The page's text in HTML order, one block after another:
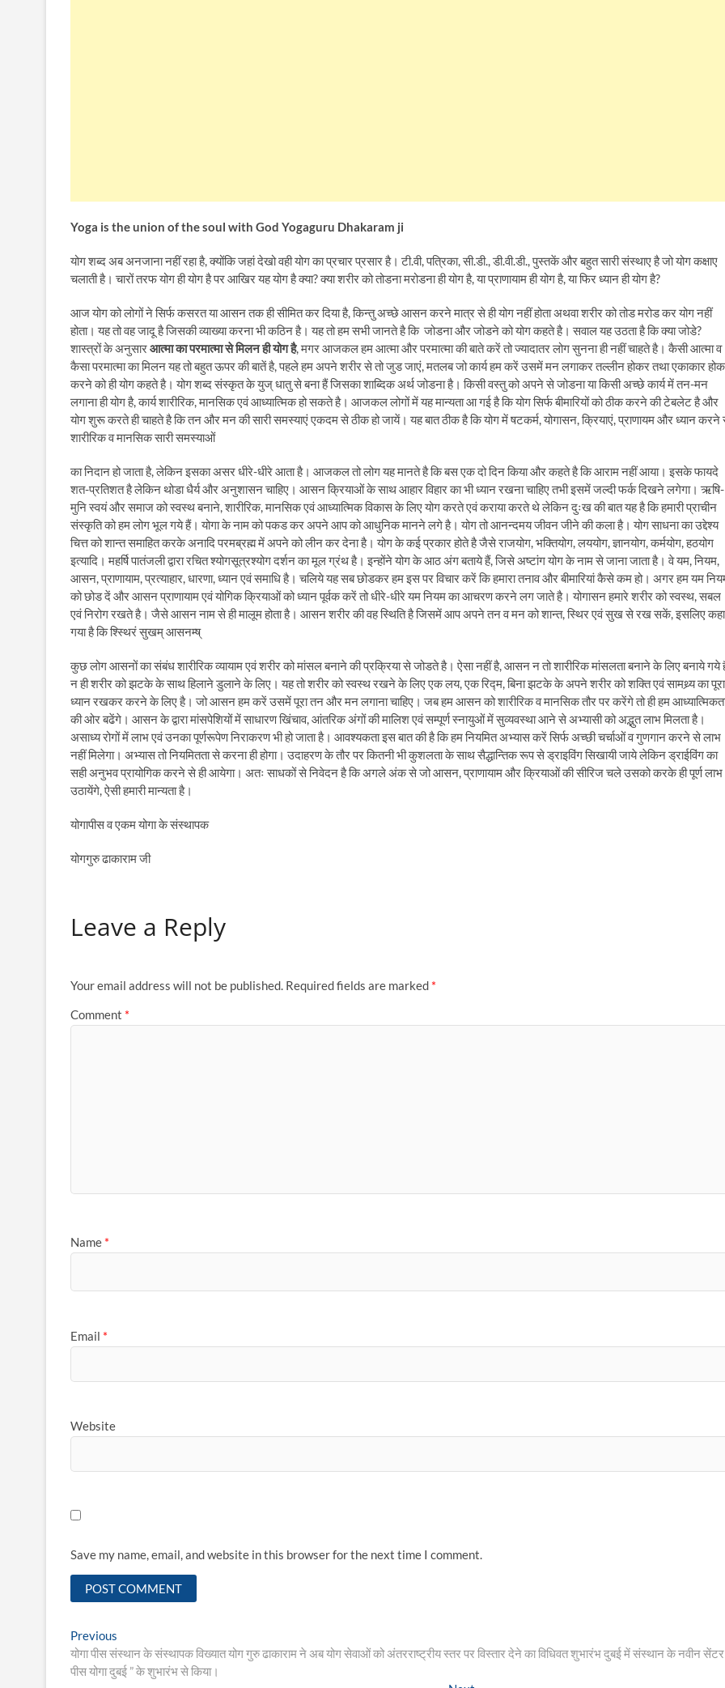
Yoga is the union of the soul with God Yogaguru Dhakaram ji
योग शब्द अब अनजाना नहीं रहा है, क्योंकि जहां देखो वही योग का प्रचार प्रसार है। टी.वी, पत्रिका, सी.डी., डी.वी.डी., पुस्तकें और बहुत सारी संस्थाए है जो योग कक्षाए
चलाती है। चारों तरफ योग ही योग है पर आखिर यह योग है क्या? क्या शरीर को तोडना मरोडना ही योग है, या प्राणायाम ही योग है, या फिर ध्यान ही योग है?
आज योग को लोगों ने सिर्फ कसरत या आसन तक ही सीमित कर दिया है, किन्तु अच्छे आसन करने मात्र से ही योग नहीं होता अथवा शरीर को तोड मरोड कर योग नहीं
होता। यह तो वह जादू है जिसकी व्याख्या करना भी कठिन है। यह तो हम सभी जानते है कि जोडना और जोडने को योग कहते है। सवाल यह उठता है कि क्या जोडे?
शास्त्रों के अनुसारआत्मा का परमात्मा से मिलन ही योग है, मगर आजकल हम आत्मा और परमात्मा की बाते करें तो ज्यादातर लोग सुनना ही नहीं चाहते है। कैसी आत्मा व
कैसा परमात्मा का मिलन यह तो बहुत ऊपर की बातें है, पहले हम अपने शरीर से तो जुड जाएं, मतलब जो कार्य हम करें उसमें मन लगाकर तल्लीन होकर तथा एकाकार
करने को ही योग कहते है। योग शब्द संस्कृत के युज् धातु से बना हैं जिसका शाब्दिक अर्थ जोडना है। किसी वस्तु को अपने से जोडना या किसी अच्छे कार्य में तन-मन
लगाना ही योग है, कार्य शारीरिक, मानसिक एवं आध्यात्मिक हो सकते है। आजकल लोगों में यह मान्यता आ गई है कि योग सिर्फ बीमारियों को ठीक करने की टेबलेट है और
योग शुरू करते ही चाहते है कि तन और मन की सारी समस्याएं एकदम से ठीक हो जायें। यह बात ठीक है कि योग में षटकर्म, योगासन, क्रियाएं, प्राणायम और ध्यान करने
शारीरिक व मानसिक सारी समस्याओं
का निदान हो जाता है, लेकिन इसका असर धीरे-धीरे आता है। आजकल तो लोग यह मानते है कि बस एक दो दिन किया और कहते है कि आराम नहीं आया। इसके फायदे
शत-प्रतिशत है लेकिन थोडा धैर्य और अनुशासन चाहिए। आसन क्रियाओं के साथ आहार विहार का भी ध्यान रखना चाहिए तभी इसमें जल्दी फर्क दिखने लगेगा। ऋषि-
मुनि स्वयं और समाज को स्वस्थ बनाने, शारीरिक, मानसिक एवं आध्यात्मिक विकास के लिए योग करते एवं कराया करते थे लेकिन दुःख की बात यह है कि हमारी प्राचीन
संस्कृति को हम लोग भूल गये हैं। योगा के नाम को पकड कर अपने आप को आधुनिक मानने लगे है। योग तो आनन्दमय जीवन जीने की कला है। योग साधना का उद्देश्य
चित्त को शान्त समाहित करके अनादि परमब्रह्म में अपने को लीन कर देना है। योग के कई प्रकार होते है जैसे राजयोग, भक्तियोग, लययोग, ज्ञानयोग, कर्मयोग, हठयोग
इत्यादि। महर्षि पातंजली द्वारा रचित श्योगसूत्रश्योग दर्शन का मूल ग्रंथ है। इन्होंने योग के आठ अंग बताये हैं, जिसे अष्टांग योग के नाम से जाना जाता है। वे यम, नियम,
आसन, प्राणायाम, प्रत्याहार, धारणा, ध्यान एवं समाधि है। चलिये यह सब छोडकर हम इस पर विचार करें कि हमारा तनाव और बीमारियां कैसे कम हो। अगर हम यम
को छोड दें और आसन प्राणायाम एवं योगिक क्रियाओं को ध्यान पूर्वक करें तो धीरे-धीरे यम नियम का आचरण करने लग जाते है। योगासन हमारे शरीर को स्वस्थ, सबल
एवं निरोग रखते है। जैसे आसन नाम से ही मालूम होता है। आसन शरीर की वह स्थिति है जिसमें आप अपने तन व मन को शान्त, स्थिर एवं सुख से रख सकें, इसलिए कहा
गया है कि श्स्थिरं सुखम् आसनम्ष्
कुछ लोग आसनों का संबंध शारीरिक व्यायाम एवं शरीर को मांसल बनाने की प्रक्रिया से जोडते है। ऐसा नहीं है, आसन न तो शारीरिक मांसलता बनाने के लिए बनाये गये
न ही शरीर को झटके के साथ हिलाने डुलाने के लिए। यह तो शरीर को स्वस्थ रखने के लिए एक लय, एक रिद्म, बिना झटके के अपने शरीर को शक्ति एवं सामथ्र्य का पूरा
ध्यान रखकर करने के लिए है। जो आसन हम करें उसमें पूरा तन और मन लगाना चाहिए। जब हम आसन को शारीरिक व मानसिक तौर पर करेंगे तो ही हम
की ओर बढेंगे। आसन के द्वारा मांसपेशियों में साधारण खिंचाव, आंतरिक अंगों की मालिश एवं सम्पूर्ण स्नायुओं में सुव्यवस्था आने से अभ्यासी को अद्भुत लाभ मिलता है।
असाध्य रोगों में लाभ एवं उनका पूर्णरूपेण निराकरण भी हो जाता है। आवश्यकता इस बात की है कि हम नियमित अभ्यास करें सिर्फ अच्छी चर्चाओं व गुणगान करने से लाभ
नहीं मिलेगा। अभ्यास तो नियमितता से करना ही होगा। उदाहरण के तौर पर कितनी भी कुशलता के साथ सैद्धान्तिक रूप से ड्राइविंग सिखायी जाये लेकिन ड्राईविंग का
सही अनुभव प्रायोगिक करने से ही आयेगा। अतः साधकों से निवेदन है कि अगले अंक से जो आसन, प्राणायाम और क्रियाओं की सीरिज चले उसको करके ही पूर्ण लाभ
उठायेंगे, ऐसी हमारी मान्यता है।
योगापीस व एकम योगा के संस्थापक
योगगुरु ढाकाराम जी
Leave a Reply
Your email address will not be published. Required fields are marked *
Comment *
Name *
Email *
Website
Save my name, email, and website in this browser for the next time I comment.
Post
navigation
Previous
post:
योगा पीस संस्थान के संस्थापक विख्यात योग गुरु ढाकाराम ने अब योग सेवाओं को अंतरराष्ट्रीय स्तर पर विस्तार देने का विधिवत शुभारंभ दुबई में संस्थान के नवीन सेंटर
पीस योगा दुबई ” के शुभारंभ से किया।